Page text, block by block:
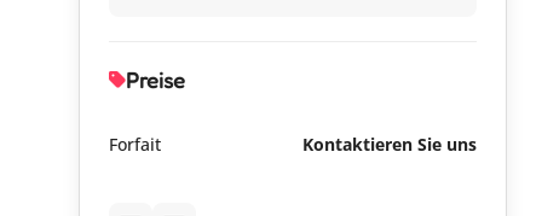
Preise
Forfait Kontaktieren Sie uns